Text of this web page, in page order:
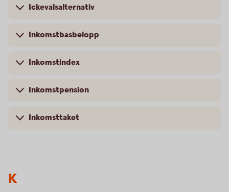
Ickevalsalternativ
Inkomstbasbelopp
Inkomstindex
Inkomstpension
Inkomsttaket
K